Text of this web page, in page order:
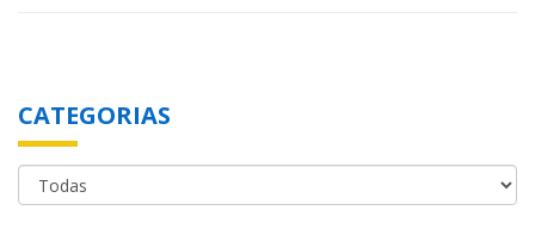
CATEGORIAS